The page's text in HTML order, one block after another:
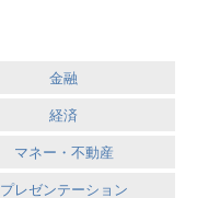
金融
経済
マネー・不動産
プレゼンテーション